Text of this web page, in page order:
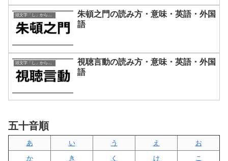
頭文字「し」から始まる四字熟語
朱頓之門の読み方・意味・英語・外国
語
視聴言動の読み方・意味・英語・外国
語
五十音順
あ い う え
お
か
き く け
こ